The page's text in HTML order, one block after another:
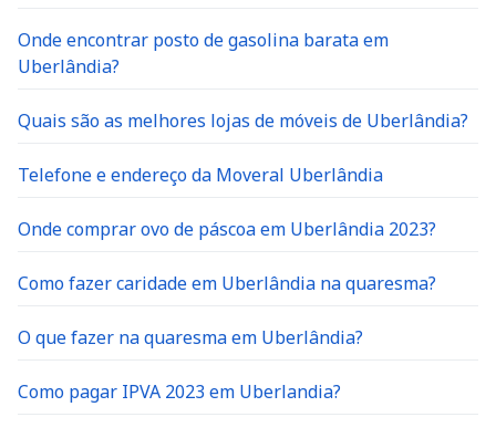
Onde encontrar posto de gasolina barata em
Uberlândia?
Quais são as melhores lojas de móveis de Uberlândia?
Telefone e endereço da Moveral Uberlândia
Onde comprar ovo de páscoa em Uberlândia 2023?
Como fazer caridade em Uberlândia na quaresma?
O que fazer na quaresma em Uberlândia?
Como pagar IPVA 2023 em Uberlandia?